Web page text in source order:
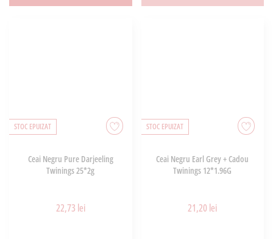
STOC EPUIZAT
Ceai Negru Pure Darjeeling
Twinings 25*2g
22,73 lei
STOC EPUIZAT
Ceai Negru Earl Grey + Cadou
Twinings 12*1.96G
21,20 lei